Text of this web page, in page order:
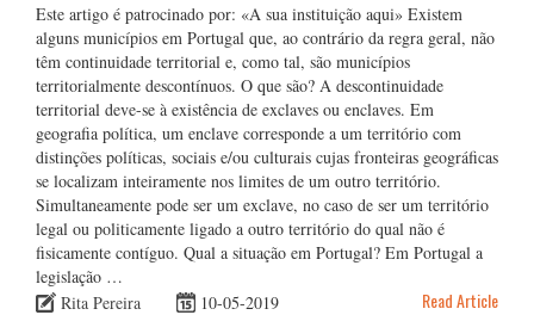
Este artigo é patrocinado por: «A sua instituição aqui» Existem
alguns municípios em Portugal que, ao contrário da regra geral, não
têm continuidade territorial e, como tal, são municípios
territorialmente descontínuos. O que são? A descontinuidade
territorial deve-se à existência de exclaves ou enclaves. Em
geografia política, um enclave corresponde a um território com
distinções políticas, sociais e/ou culturais cujas fronteiras geográficas
se localizam inteiramente nos limites de um outro território.
Simultaneamente pode ser um exclave, no caso de ser um território
legal ou politicamente ligado a outro território do qual não é
fisicamente contíguo. Qual a situação em Portugal? Em Portugal a
legislação …
Rita Pereira
10-05-2019 Read Article